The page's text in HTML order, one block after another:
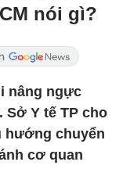
nói gì?
nâng ngực
Sở Y tế TP cho
hướng chuyển
cơ quan